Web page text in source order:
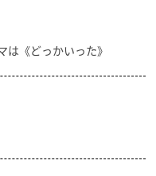
は《どっかいった》